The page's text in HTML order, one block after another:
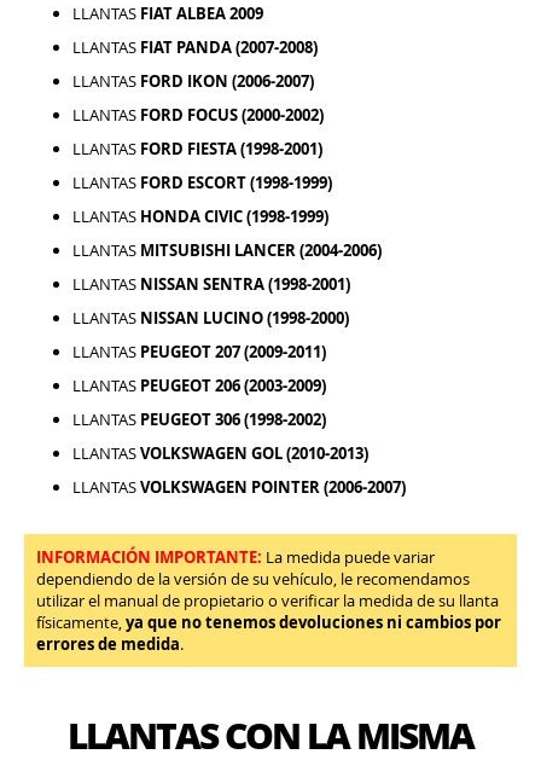
LLANTAS FIAT ALBEA 2009
LLANTAS FIAT PANDA (2007-2008)
LLANTAS FORD IKON (2006-2007)
LLANTAS FORD FOCUS (2000-2002)
LLANTAS FORD FIESTA (1998-2001)
LLANTAS FORD ESCORT (1998-1999)
LLANTAS HONDA CIVIC (1998-1999)
LLANTAS MITSUBISHI LANCER (2004-2006)
LLANTAS NISSAN SENTRA (1998-2001)
LLANTAS NISSAN LUCINO (1998-2000)
LLANTAS PEUGEOT 207 (2009-2011)
LLANTAS PEUGEOT 206 (2003-2009)
LLANTAS PEUGEOT 306 (1998-2002)
LLANTASVOLKSWAGEN GOL (2010-2013)
LLANTASVOLKSWAGEN POINTER (2006-2007)
INFORMACIÓN IMPORTANTE: La medida puede variar
dependiendo de la versión de su vehículo, le recomendamos
utilizar el manual de propietario o verificar la medida de su llanta
físicamente,ya que no tenemos devoluciones ni cambios por
errores de medida.
LLANTAS CON LA MISMA